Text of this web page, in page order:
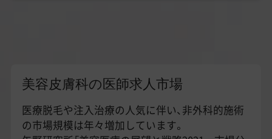
美容皮膚科の医師求人市場
医療脱毛や注入治療の人気に伴い、非外科的施術
の市場規模は年々増加しています。